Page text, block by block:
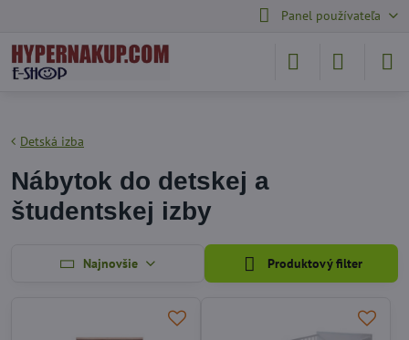
Panel používateľa
Detská izba
Nábytok do detskej a
študentskej izby
Najnovšie Produktový filter